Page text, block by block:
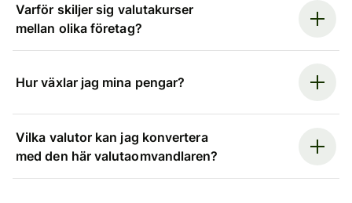
Varför skiljer sig valutakurser
mellan olika företag?
Hur växlar jag mina pengar?
Vilka valutor kan jag konvertera
med den här valutaomvandlaren?